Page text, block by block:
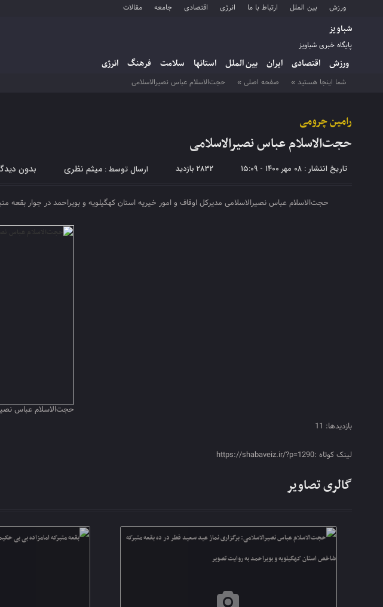
ورزش بین الملل ارتباط با ما انرژی اقتصادی جامعه مقالات
شباویز
پایگاه خبری شباویز
ورزش اقتصادی ایران بین الملل استانها سلامت فرهنگ انرژی
شما اینجا هستید » صفحه اصلی » حجت‌الاسلام عباس نصیرالاسلامی
رامین چرومی
حجت‌الاسلام عباس نصیرالاسلامی
تاریخ انتشار : ۰۸ مهر ۱۴۰۰ - ۱۵:۰۹ 2832 بازدید ارسال توسط : میثم نظری بدون
حجت‌الاسلام عباس نصیرالاسلامی مدیرکل اوقاف و امور خیریه استان کهگیلویه و بویراحمد در جوار بقعه
حجت‌الاسلام عباس
بازدیدها: 11
لینک کوتاه :https://shabaveiz.ir/?p=1290
گالری تصاویر